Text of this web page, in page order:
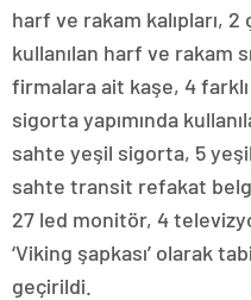
harf ve rakam kalıpları, 2
kullanılan harf ve rakam
firmalara ait kaşe, 4
sigorta yapımında
sahte yeşil sigorta, 5
sahte transit refakat
27 led monitör, 4
‘Viking şapkası’ olarak
geçirildi.